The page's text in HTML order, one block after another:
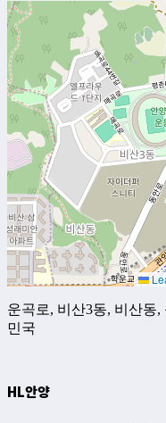
운곡로, 비산3동, 비산동,
민국
HL안양